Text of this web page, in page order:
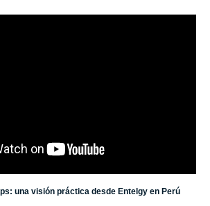
una visión práctica desde Entelgy en Perú